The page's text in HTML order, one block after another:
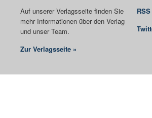
Auf unserer Verlagsseite finden Sie
mehr Informationen über den Verlag
und unser Team.
Zur Verlagsseite »
RSS